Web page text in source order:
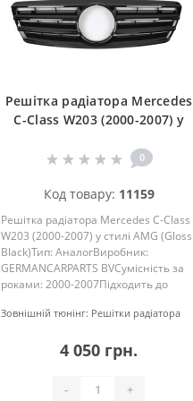
Решітка радіатора Mercedes
C-Class W203 (2000-2007) у
0
Код товару: 11159
Решітка радіатора Mercedes C-Class
W203 (2000-2007) у стилі AMG (Gloss
Black)Тип: АналогВиробник:
GERMANCARPARTS BVСумісність за
роками: 2000-2007Підходить до
пластикФарбування: Не потребує
Зовнішній тюнінг: Решітки радіатора
4 050 грн.
- +